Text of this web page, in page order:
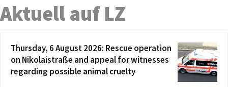
Aktuell auf LZ
Thursday, 6 August 2026: Rescue operation
on Nikolaistraße and appeal for witnesses
regarding possible animal cruelty